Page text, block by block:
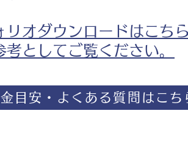
リオダウンロードはこち
考としてご覧ください。
目安・よくある質問はこち